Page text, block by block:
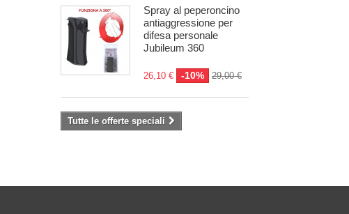
Spray al peperoncino
antiaggressione per
difesa personale
Jubileum 360
26,10 € -10% 29,00 €
Tutte le offerte speciali